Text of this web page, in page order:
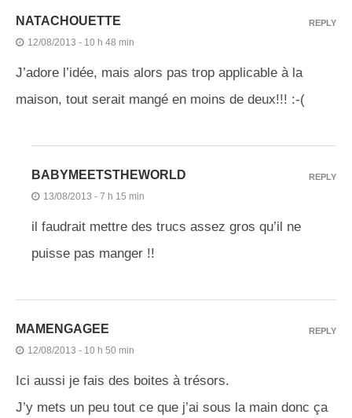
NATACHOUETTE
12/08/2013 - 10 h 48 min
J’adore l’idée, mais alors pas trop applicable à la
maison, tout serait mangé en moins de deux!!! :-(
REPLY
BABYMEETSTHEWORLD
13/08/2013 - 7 h 15 min
il faudrait mettre des trucs assez gros qu’il ne
puisse pas manger !!
REPLY
MAMENGAGEE
12/08/2013 - 10 h 50 min
Ici aussi je fais des boites à trésors.
J’y mets un peu tout ce que j’ai sous la main donc ça
REPLY